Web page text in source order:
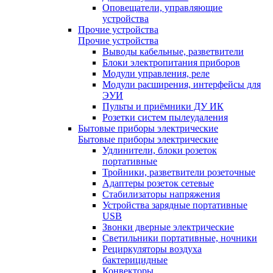
Оповещатели, управляющие
устройства
Прочие устройства
Прочие устройства
Выводы кабельные, разветвители
Блоки электропитания приборов
Модули управления, реле
Модули расширения, интерфейсы для
ЭУИ
Пульты и приёмники ДУ ИК
Розетки систем пылеудаления
Бытовые приборы электрические
Бытовые приборы электрические
Удлинители, блоки розеток
портативные
Тройники, разветвители розеточные
Адаптеры розеток сетевые
Стабилизаторы напряжения
Устройства зарядные портативные
USB
Звонки дверные электрические
Светильники портативные, ночники
Рециркуляторы воздуха
бактерицидные
Конвекторы